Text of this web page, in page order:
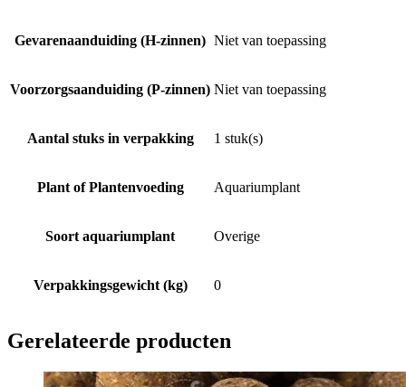
Gevarenaanduiding (H-zinnen) Niet van toepassing
Voorzorgsaanduiding (P-zinnen) Niet van toepassing
Aantal stuks in verpakking 1 stuk(s)
Plant of Plantenvoeding Aquariumplant
Soort aquariumplant Overige
Verpakkingsgewicht (kg) 0
Gerelateerde producten